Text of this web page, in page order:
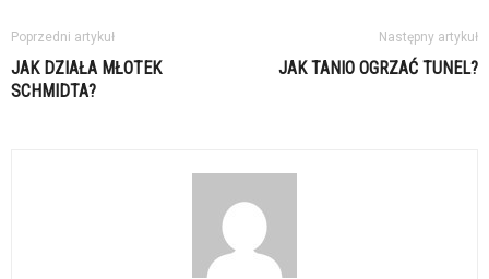
Poprzedni artykuł
JAK DZIAŁA MŁOTEK
SCHMIDTA?
Następny artykuł
JAK TANIO OGRZAĆ TUNEL?